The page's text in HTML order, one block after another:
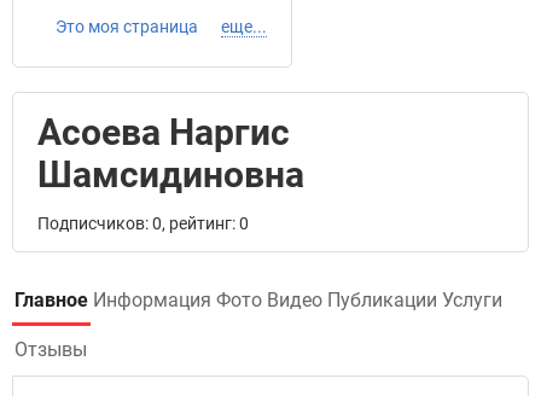
Это моя страница еще...
Асоева Наргис
Шамсидиновна
Подписчиков: 0, рейтинг: 0
Главное Информация Фото Видео Публикации Услуги
Отзывы